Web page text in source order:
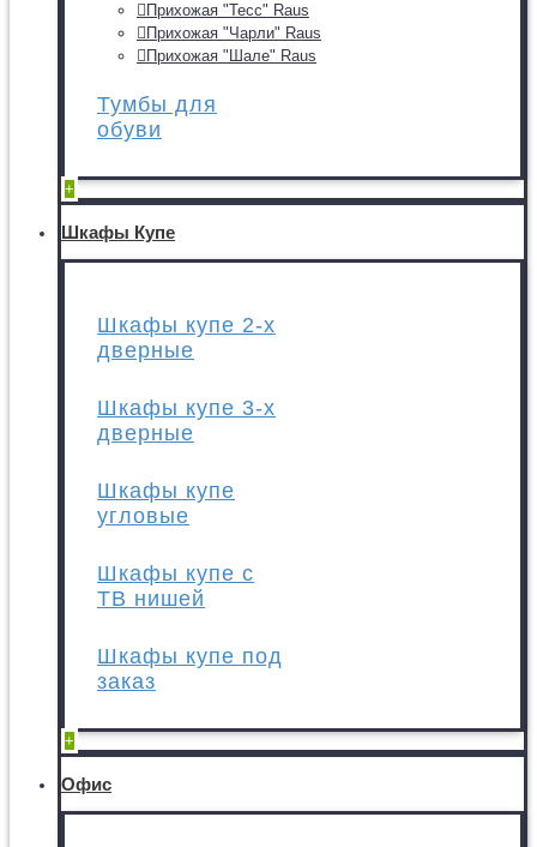
Прихожая "Тесс" Raus
Прихожая "Чарли" Raus
Прихожая "Шале" Raus
Тумбы для
обуви
+
Шкафы Купе
Шкафы купе 2-х
дверные
Шкафы купе 3-х
дверные
Шкафы купе
угловые
Шкафы купе с
ТВ нишей
Шкафы купе под
заказ
+
Офис